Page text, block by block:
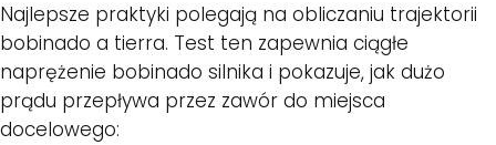
Najlepsze praktyki polegają na obliczaniu trajektorii
bobinado a tierra. Test ten zapewnia ciągłe
naprężenie bobinado silnika i pokazuje, jak dużo
prądu przepływa przez zawór do miejsca
docelowego: